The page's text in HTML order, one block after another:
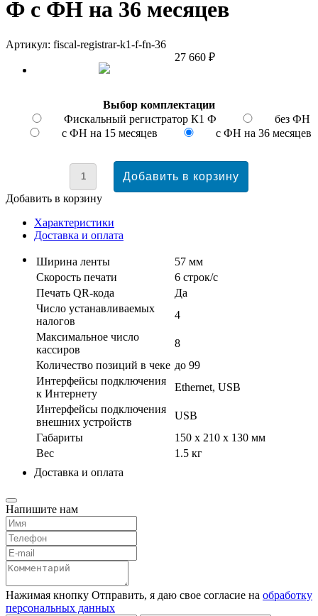
Ф с ФН на 36 месяцев
Артикул: fiscal-registrar-k1-f-fn-36
27 660 ₽
Выбор комплектации
Фискальный регистратор К1 Ф
без ФН
с ФН на 15 месяцев
с ФН на 36 месяцев
Добавить в корзину
Характеристики
Доставка и оплата
Ширина ленты
57 мм
Скорость печати
6 строк/с
Печать QR-кода
Да
Число устанавливаемых
налогов
4
Максимальное число
кассиров
8
Количество позиций в чеке до 99
Интерфейсы подключения
к Интернету
Ethernet, USB
Интерфейсы подключения
внешних устройств
USB
Габариты
150 х 210 х 130 мм
Вес
1.5 кг
Доставка и оплата
Напишите нам
Нажимая кнопку Отправить, я даю свое согласие на обработку
персональных данных